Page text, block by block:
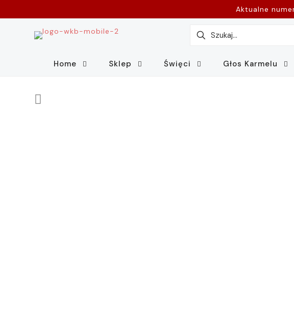
Aktualne
Home Sklep Święci Głos Karmelu